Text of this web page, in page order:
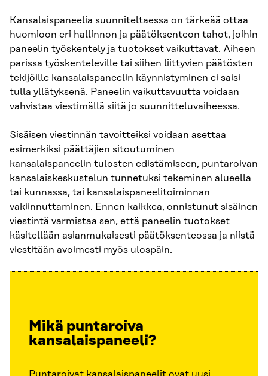
Kansalaispaneelia suunniteltaessa on tärkeää ottaa
huomioon eri hallinnon ja päätöksenteon tahot, joihin
paneelin työskentely ja tuotokset vaikuttavat. Aiheen
parissa työskenteleville tai siihen liittyvien päätösten
tekijöille kansalaispaneelin käynnistyminen ei saisi
tulla yllätyksenä. Paneelin vaikuttavuutta voidaan
vahvistaa viestimällä siitä jo suunnitteluvaiheessa.
Sisäisen viestinnän tavoitteiksi voidaan asettaa
esimerkiksi päättäjien sitoutuminen
kansalaispaneelin tulosten edistämiseen, puntaroivan
kansalaiskeskustelun tunnetuksi tekeminen alueella
tai kunnassa, tai kansalaispaneelitoiminnan
vakiinnuttaminen. Ennen kaikkea, onnistunut sisäinen
viestintä varmistaa sen, että paneelin tuotokset
käsitellään asianmukaisesti päätöksenteossa ja niistä
viestitään avoimesti myös ulospäin.
Mikä puntaroiva
kansalaispaneeli?